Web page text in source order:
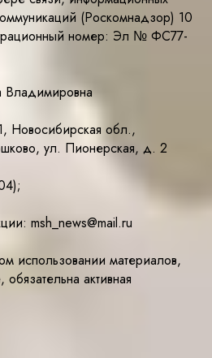
(Роскомнадзор) 10
номер: Эл № ФС77-
Новосибирская обл.,
ул. Пионерская, д. 2
msh_news@mail.ru
использовании материалов,
активная